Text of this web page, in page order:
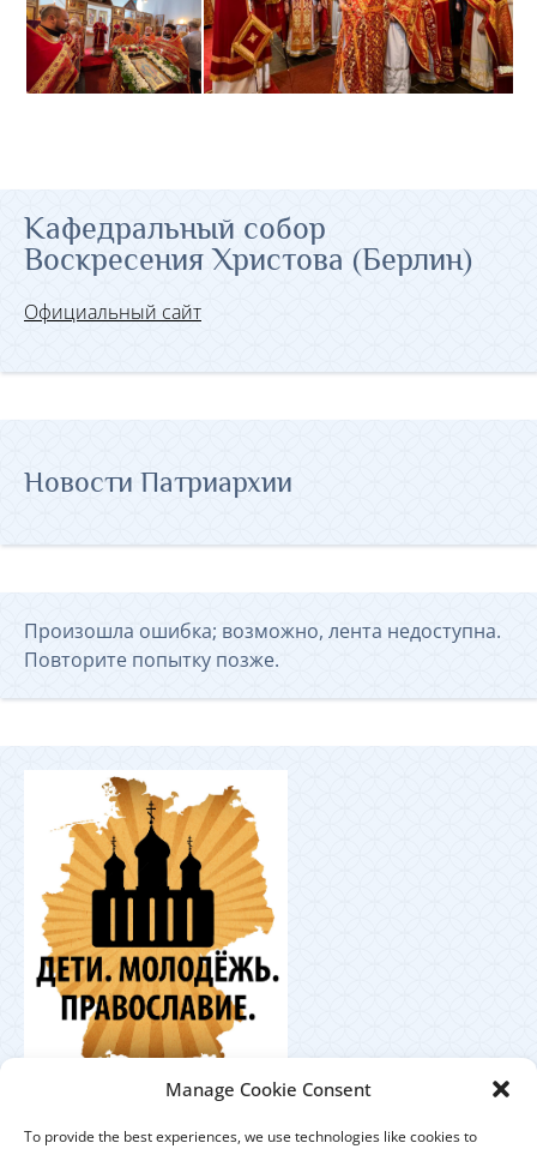
Manage Cookie Consent
To provide the best experiences, we use technologies like cookies to
Кафедральный собор
Воскресения Христова (Берлин)
Официальный сайт
Новости Патриархии
Произошла ошибка; возможно, лента недоступна.
Повторите попытку позже.
центр по работе с православной молодёжью в
Германии